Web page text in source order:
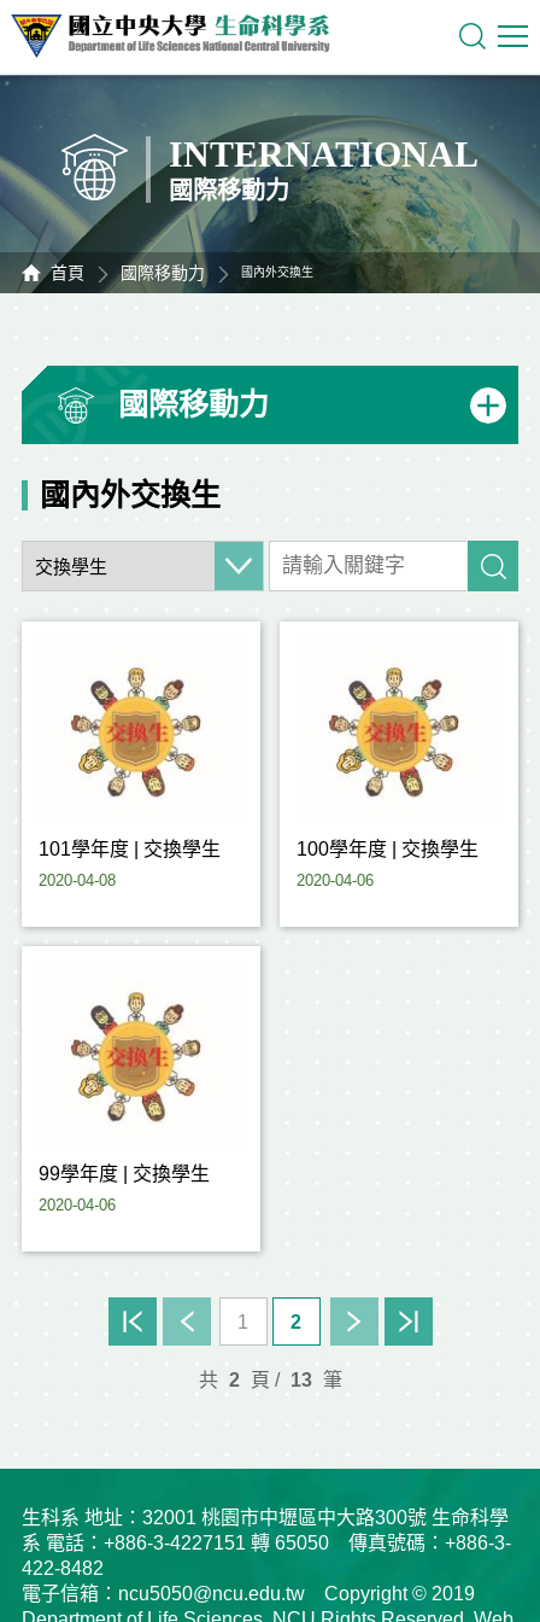
INTERNATIONAL
國際移動力
首頁 國際移動力 國內外交換生
國際移動力
國內外交換生
101學年度 | 交換學生
2020-04-08
100學年度 | 交換學生
2020-04-06
99學年度 | 交換學生
2020-04-06
1 2
共 2 頁 / 13 筆
生科系 地址：32001 桃園市中壢區中大路300號 生命科學
系 電話：+886-3-4227151 轉 65050 傳真號碼：+886-3-
422-8482
電子信箱：ncu5050@ncu.edu.tw Copyright © 2019